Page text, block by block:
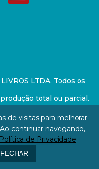
LTDA. Todos os
total ou parcial.
sem aviso prévio.
Senador Feijó - São
000
de visitas para melhorar
continuar navegando,
Política de Privacidade.